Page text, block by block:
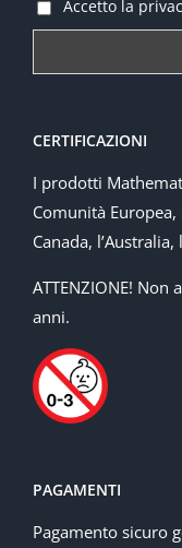
Accetto la
CERTIFICAZIONI
I prodotti
Comunità
Canada,
ATTENZIONE!
anni.
PAGAMENTI
Pagamento sicuro